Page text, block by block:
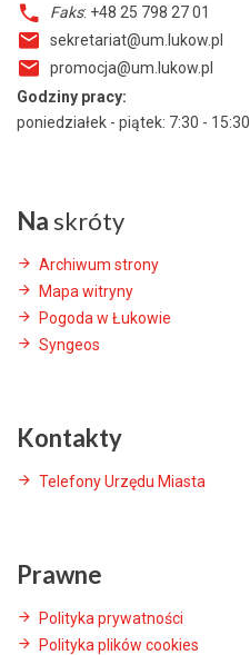
Faks: +48 25 798 27 01
sekretariat@um.lukow.pl
promocja@um.lukow.pl
Godziny pracy:
poniedziałek - piątek: 7:30 - 15:30
Na skróty
Archiwum strony
Mapa witryny
Pogoda w Łukowie
Syngeos
Kontakty
Telefony Urzędu Miasta
Prawne
Polityka prywatności
Polityka plików cookies